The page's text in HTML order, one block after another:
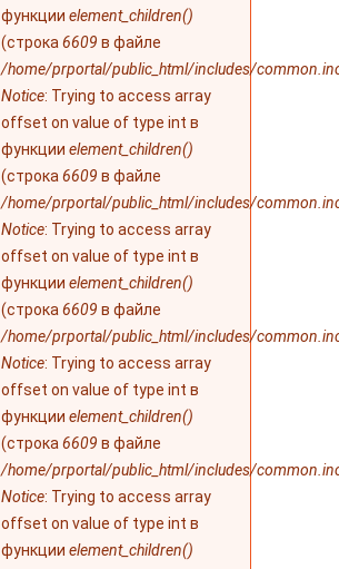
функции element_children()
(строка 6609 в файле
/home/prportal/public_html/includes/
Notice: Trying to access array
offset on value of type int в
функции element_children()
(строка 6609 в файле
/home/prportal/public_html/includes/
Notice: Trying to access array
offset on value of type int в
функции element_children()
(строка 6609 в файле
/home/prportal/public_html/includes/
Notice: Trying to access array
offset on value of type int в
функции element_children()
(строка 6609 в файле
/home/prportal/public_html/includes/
Notice: Trying to access array
offset on value of type int в
функции element_children()